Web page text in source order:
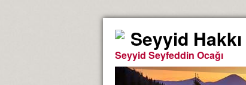
Seyyid Hakkı
Seyyid Seyfeddin Ocağı